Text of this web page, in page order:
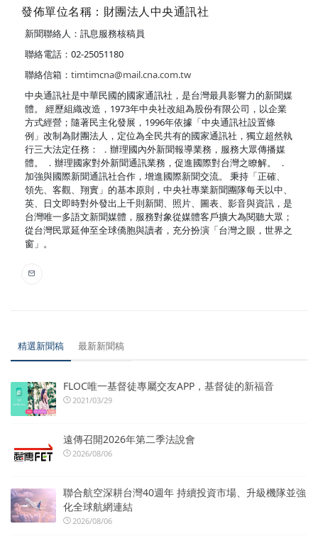
發佈單位名稱：財團法人中央通訊社
新聞聯絡人：訊息服務核稿員
聯絡電話：02-25051180
聯絡信箱： timtimcna@mail.cna.com.tw
中央通訊社是中華民國的國家通訊社，是台灣最具影響力的新聞媒
體。 經歷組織改造，1973年中央社改組為股份有限公司，以企業
方式經營；隨著民主化發展，1996年依據「中央通訊社設置條
例」改制為財團法人，定位為全民共有的國家通訊社，獨立超然執
行三大法定任務： ．辦理國內外新聞報導業務，服務大眾傳播媒
體。 ．辦理國家對外新聞通訊業務，促進國際對台灣之瞭解。 ．
加強與國際新聞通訊社合作，增進國際新聞交流。 秉持「正確、
領先、客觀、翔實」的基本原則，中央社專業新聞團隊每天以中、
英、日文即時對外發出上千則新聞、照片、圖表、影音與資訊，是
台灣唯一多語文新聞媒體，服務對象從媒體客戶擴大為閱聽大眾；
從台灣民眾延伸至全球僑胞與讀者，充分扮演「台灣之眼，世界之
窗」。
精選新聞稿 最新新聞稿
FLOC唯一基督徒專屬交友APP，基督徒的新福音
2021/03/29
遠傳召開2026年第二季法說會
2026/08/06
聯合航空深耕台灣40週年 持續投資市場、升級機隊並強
化全球航網連結
2026/08/06